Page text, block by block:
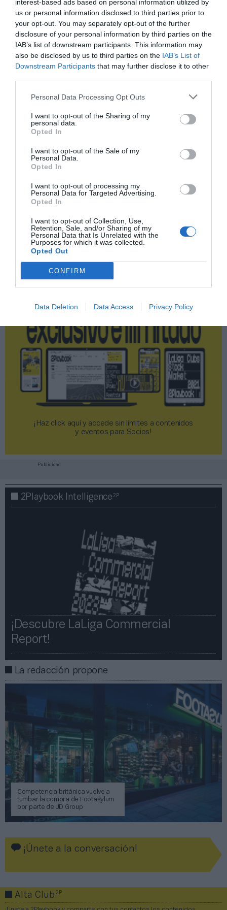
interest-based ads based on personal information utilized by
us or personal information disclosed to third parties prior to
your opt-out. You may separately opt-out of the further
disclosure of your personal information by third parties on the
IAB’s list of downstream participants. This information may
also be disclosed by us to third parties on the IAB’s List of
Downstream Participants that may further disclose it to other
Personal Data Processing Opt Outs
I want to opt-out of the Sharing of my
personal data.
Opted In
I want to opt-out of the Sale of my
Personal Data.
Opted In
I want to opt-out of processing my
Personal Data for Targeted Advertising.
Opted In
I want to opt-out of Collection, Use,
Retention, Sale, and/or Sharing of my
Personal Data that Is Unrelated with the
Purposes for which it was collected.
Opted Out
CONFIRM
Data Deletion Data Access Privacy Policy
Índex2P
de euros). En Europa el avance fue del 45,8%, hasta 908
millones de libras (1.064 millones de euros).
2Playbook
como fuente preferida de Google
de forma gratuita
Mantente informado con las últimas noticias de actualidad.
ACTIVAR AHORA
Publicidad
2Playbook Club
¡Haz click aquí y accede sin límites a contenidos
y eventos para Socios!​​​​​​​
Publicidad
2Playbook Intelligence2P
¡Descubre LaLiga Commercial
Report!​​
La redacción propone
Competencia británica vuelve a
tumbar la compra de Footasylum
por parte de JD Group
¡Únete a la conversación!
Alta Club2P